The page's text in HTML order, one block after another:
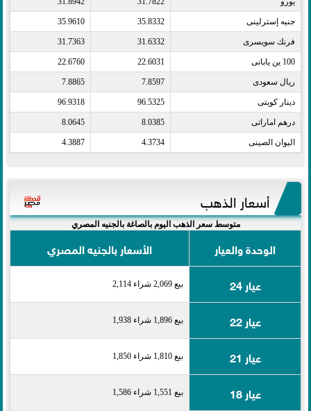
جنيه إسترلينى​ 35.8332
35.9610
فرنك سويسرى​ 31.6332
31.7363
100 ين يابانى​ 22.6031
22.6760
ريال سعودى​ 7.8597
7.8865
دينار كويتى​ 96.5325
96.9318
درهم اماراتى​ 8.0385
8.0645
اليوان الصينى​ 4.3734
4.3887
أسعار الذهب
متوسط سعر الذهب اليوم بالصاغة بالجنيه المصري
الوحدة والعيار
الأسعار بالجنيه المصري
عيار 24
بيع 2,069 شراء 2,114
عيار 22 بيع 1,896 شراء 1,938
عيار 21 بيع 1,810 شراء 1,850
عيار 18 بيع 1,551 شراء 1,586